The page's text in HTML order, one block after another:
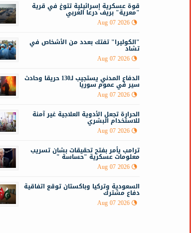
قوة عسكرية إسرائيلية تتوغ في قرية
"معرية" بريف درعا الغربي
Aug 07 2026
"الكوليرا" تفتك بعدد من الأشخاص في
تشاد
Aug 07 2026
الدفاع المدني يستجيب لـ130 حريقا وحادث
سير في عموم سوريا
Aug 07 2026
الحرارة تجعل الأدوية العلاجية غير آمنة
للاستخدام البشري
Aug 07 2026
ترامب يأمر بفتح تحقيقات بشان تسريب
معلومات عسكرية "حساسة "
Aug 07 2026
السعودية وتركيا وباكستان توقع اتفاقية
دفاع مشترك
Aug 07 2026